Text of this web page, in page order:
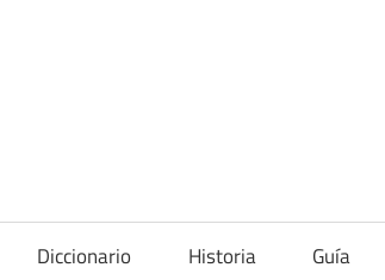
Diccionario Historia Guía